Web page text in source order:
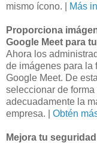
mismo ícono. |
Más
Proporciona
Google Meet para
Ahora los
de imágenes para la
Google Meet. De
seleccionar de
adecuadamente la
empresa. | Obtén
Mejora tu